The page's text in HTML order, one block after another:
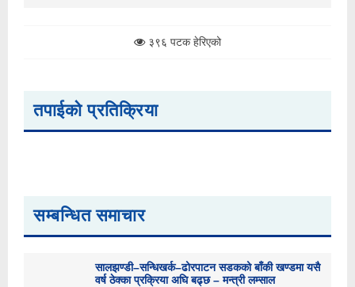
३९६ पटक हेरिएको
तपाईको प्रतिक्रिया
सम्बन्धित समाचार
सालझण्डी–सन्धिखर्क–ढोरपाटन सडकको बाँकी खण्डमा यसै
वर्ष ठेक्का प्रक्रिया अघि बढ्छ – मन्त्री लम्साल